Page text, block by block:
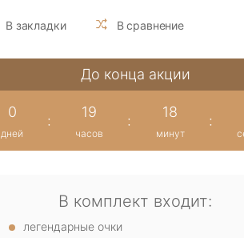
В закладки В сравнение
До конца акции
0
дней
:
19
часов
:
18
минут
:
В комплект входит:
легендарные очки